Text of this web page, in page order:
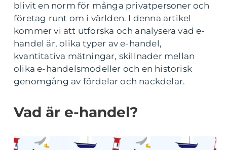
blivit en norm för många privatpersoner och
företag runt om i världen. I denna artikel
kommer vi att utforska och analysera vad e-
handel är, olika typer av e-handel,
kvantitativa mätningar, skillnader mellan
olika e-handelsmodeller och en historisk
genomgång av fördelar och nackdelar.
Vad är e-handel?